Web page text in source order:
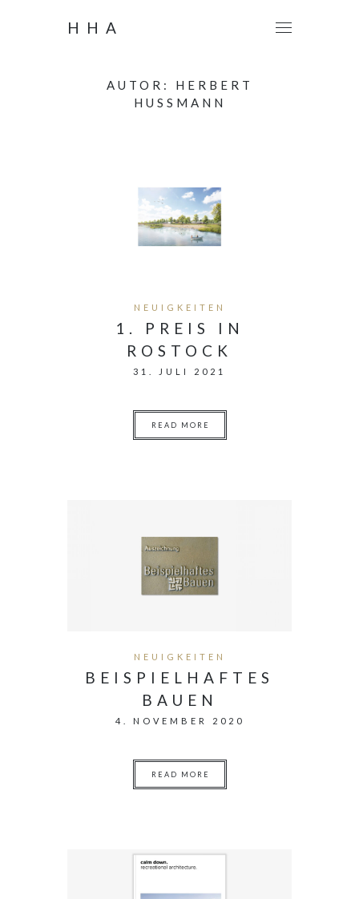
HHA
AUTOR: HERBERT
HUSSMANN
NEUIGKEITEN
1. PREIS IN
ROSTOCK
31. JULI 2021
READ MORE
NEUIGKEITEN
BEISPIELHAFTES
BAUEN
4. NOVEMBER 2020
READ MORE